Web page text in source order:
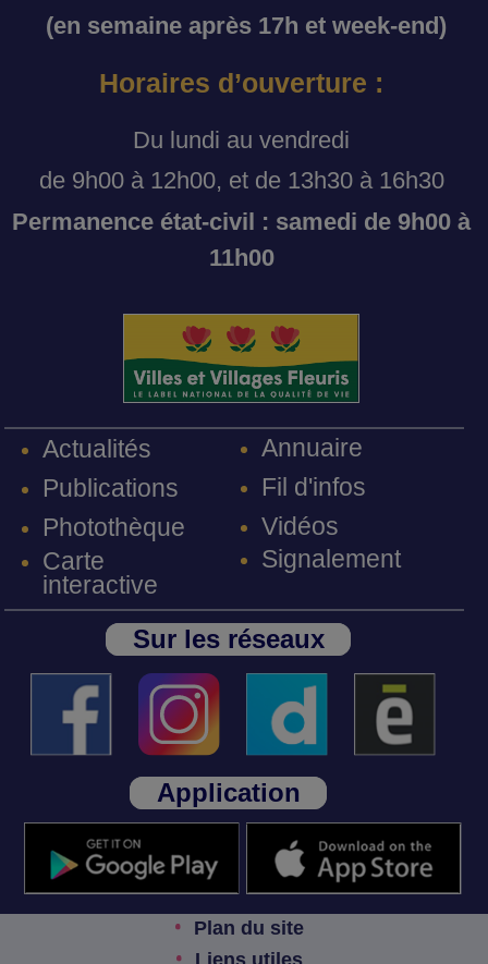
(en semaine après 17h et week-end)
Horaires d’ouverture :
Du lundi au vendredi
de 9h00 à 12h00, et de 13h30 à 16h30
Permanence état-civil : samedi de 9h00 à
11h00
Actualités
Publications
Photothèque
Carte
interactive
Annuaire
Fil d'infos
Vidéos
Signalement
Sur les réseaux
Application
Plan du site
Liens utiles